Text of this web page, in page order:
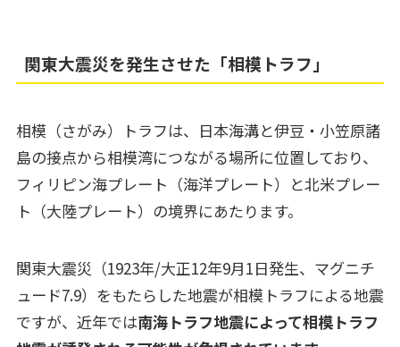
関東大震災を発生させた「相模トラフ」
相模（さがみ）トラフは、日本海溝と伊豆・小笠原諸
島の接点から相模湾につながる場所に位置しており、
フィリピン海プレート（海洋プレート）と北米プレー
ト（大陸プレート）の境界にあたります。
関東大震災（1923年/大正12年9月1日発生、マグニチ
ュード7.9）をもたらした地震が相模トラフによる地震
ですが、近年では南海トラフ地震によって相模トラフ